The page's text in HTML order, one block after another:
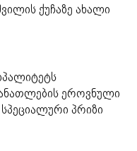
ქუჩაზე ახალი
ეროვნული
პრიზი